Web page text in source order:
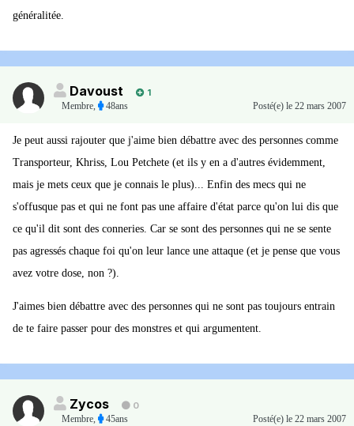
généralitée.
Davoust
1
Membre, 48ans Posté(e) le 22 mars 2007
Je peut aussi rajouter que j'aime bien débattre avec des personnes comme
Transporteur, Khriss, Lou Petchete (et ils y en a d'autres évidemment,
mais je mets ceux que je connais le plus)... Enfin des mecs qui ne
s'offusque pas et qui ne font pas une affaire d'état parce qu'on lui dis que
ce qu'il dit sont des conneries. Car se sont des personnes qui ne se sente
pas agressés chaque foi qu'on leur lance une attaque (et je pense que vous
avez votre dose, non ?).
J'aimes bien débattre avec des personnes qui ne sont pas toujours entrain
de te faire passer pour des monstres et qui argumentent.
Zycos
0
Membre, 45ans Posté(e) le 22 mars 2007